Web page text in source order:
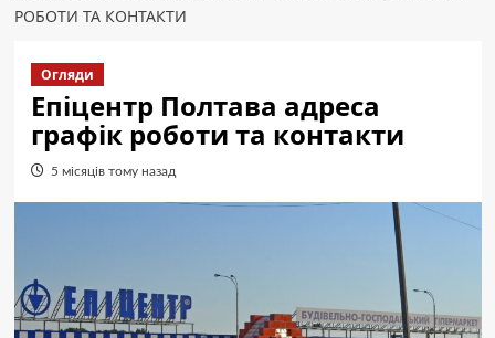
РОБОТИ ТА КОНТАКТИ
Огляди
Епіцентр Полтава адреса
графік роботи та контакти
5 місяців тому назад